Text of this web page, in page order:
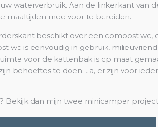
waterverbruik. Aan de linkerkant van
maaltijden mee voor te bereiden.
beschikt over een compost wc,
wc is eenvoudig in gebruik,
voor de kattenbak is op maat
behoeftes te doen. Ja, er zijn voor
Bekijk dan mijn twee minicamper